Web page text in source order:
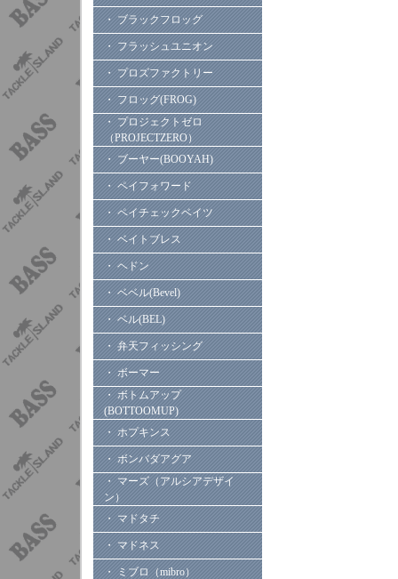
・ ブラックフロッグ
・ フラッシュユニオン
・ プロズファクトリー
・ フロッグ(FROG)
・ プロジェクトゼロ
（PROJECTZERO）
・ ブーヤー(BOOYAH)
・ ペイフォワード
・ ペイチェックベイツ
・ ベイトブレス
・ ヘドン
・ ベベル(Bevel)
・ ベル(BEL)
・ 弁天フィッシング
・ ボーマー
・ ボトムアップ
(BOTTOOMUP)
・ ホプキンス
・ ボンバダアグア
・ マーズ（アルシアデザイ
ン）
・ マドタチ
・ マドネス
・ ミブロ（mibro）